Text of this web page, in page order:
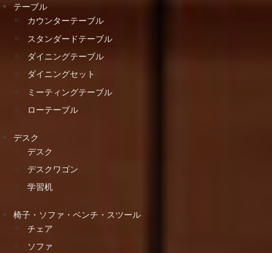
テーブル
カウンターテーブル
スタンダードテーブル
ダイニングテーブル
ダイニングセット
ミーティングテーブル
ローテーブル
デスク
デスク
デスクワゴン
学習机
椅子・ソファ・ベンチ・スツール
チェア
ソファ